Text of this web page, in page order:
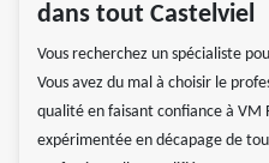
dans tout Castelviel
Vous recherchez un spécialiste
Vous avez du mal à choisir le
qualité en faisant confiance à VM
expérimentée en décapage de